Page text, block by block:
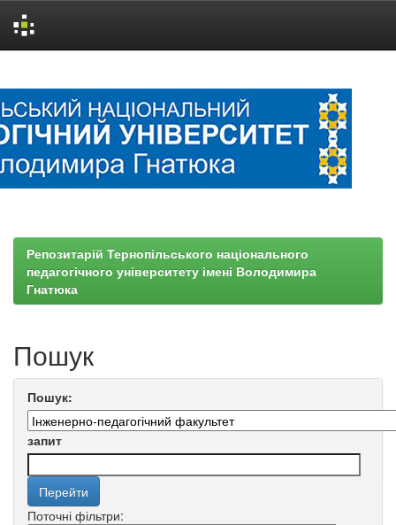
Репозитарій Тернопільського національного
педагогічного університету імені Володимира
Гнатюка
Пошук
Пошук:
запит
Поточні фільтри: